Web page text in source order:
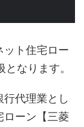
ット住宅ロー
なります。
代理業とし
ローン【三菱